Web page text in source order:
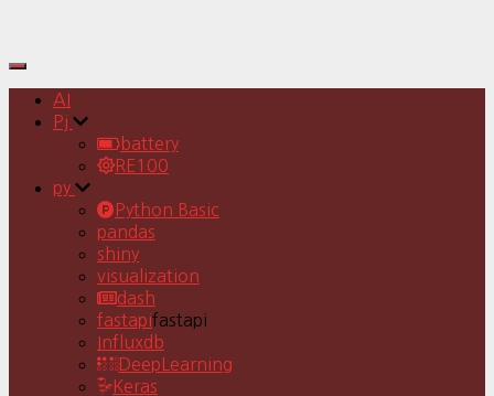
Toggle
Navigation
AI
Pj
battery
RE100
py
Python Basic
pandas
shiny
visualization
dash
fastapifastapi
Influxdb
DeepLearning
Keras